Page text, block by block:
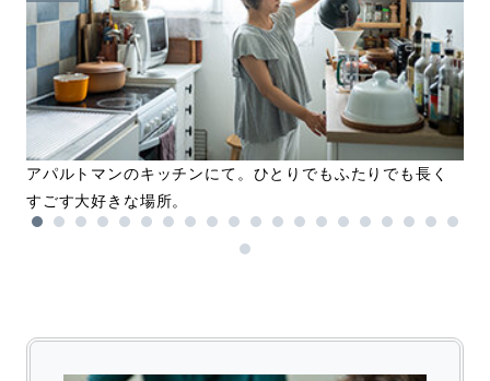
アパルトマンのキッチンにて。ひとりでもふたりでも長く
すごす大好きな場所。